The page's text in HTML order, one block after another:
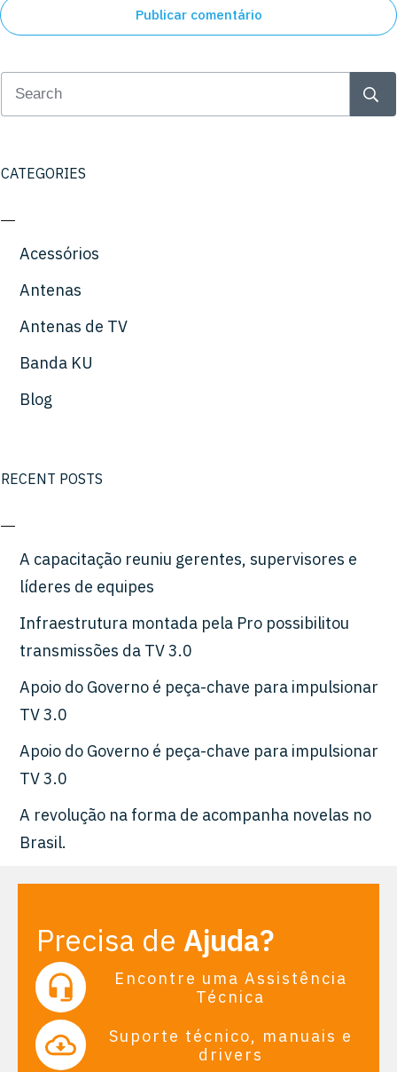
Publicar comentário
CATEGORIES
Acessórios
Antenas
Antenas de TV
Banda KU
Blog
RECENT POSTS
A capacitação reuniu gerentes, supervisores e
líderes de equipes
Infraestrutura montada pela Pro possibilitou
transmissões da TV 3.0
Apoio do Governo é peça-chave para impulsionar
TV 3.0
Apoio do Governo é peça-chave para impulsionar
TV 3.0
A revolução na forma de acompanha novelas no
Brasil.
Precisa de Ajuda?
Encontre uma Assistência
Técnica
Suporte técnico, manuais e
drivers